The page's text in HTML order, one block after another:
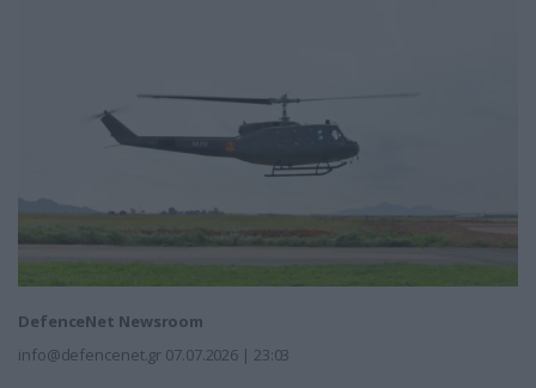
DefenceNet Newsroom
info@defencenet.gr 07.07.2026 | 23:03